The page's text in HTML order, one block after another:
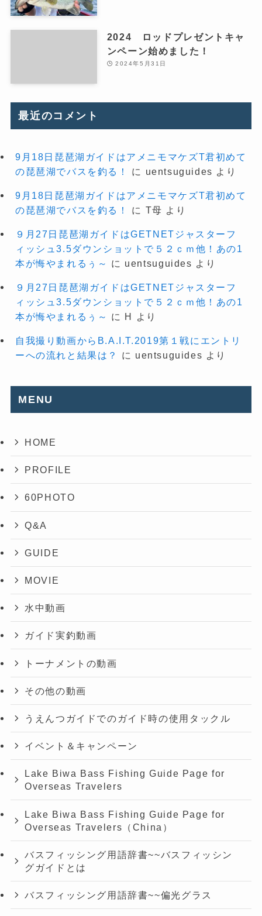
2024 ロッドプレゼントキャ
ンペーン始めました！
2024年5月31日
最近のコメント
9月18日琵琶湖ガイドはアメニモマケズT君初めて
の琵琶湖でバスを釣る！
に uentsuguides より
9月18日琵琶湖ガイドはアメニモマケズT君初めて
の琵琶湖でバスを釣る！
に T母 より
９月27日琵琶湖ガイドはGETNETジャスターフ
ィッシュ3.5ダウンショットで５２ｃｍ他！あの1
本が悔やまれるぅ～
に uentsuguides より
９月27日琵琶湖ガイドはGETNETジャスターフ
ィッシュ3.5ダウンショットで５２ｃｍ他！あの1
本が悔やまれるぅ～
に H より
自我撮り動画からB.A.I.T.2019第１戦にエントリ
ーへの流れと結果は？
に uentsuguides より
MENU
HOME
PROFILE
60PHOTO
Q&A
GUIDE
MOVIE
水中動画
ガイド実釣動画
トーナメントの動画
その他の動画
うえんつガイドでのガイド時の使用タックル
イベント＆キャンペーン
Lake Biwa Bass Fishing Guide Page for
Overseas Travelers
Lake Biwa Bass Fishing Guide Page for
Overseas Travelers（China）
バスフィッシング用語辞書~~バスフィッシン
グガイドとは
バスフィッシング用語辞書~~偏光グラス